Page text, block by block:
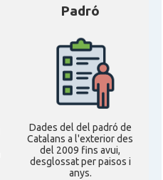
Padró
Dades del del padró de
Catalans a l'exterior des
del 2009 fins avui,
desglossat per paisos i
anys.